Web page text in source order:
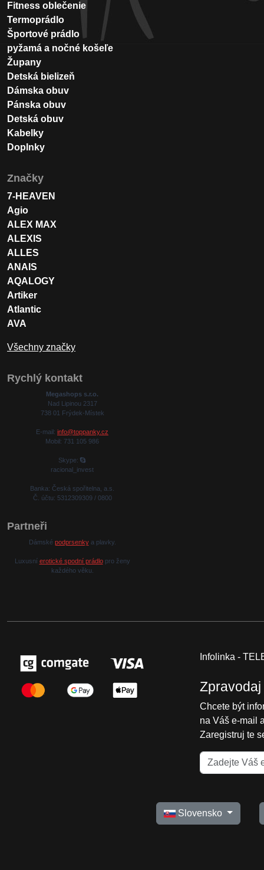
Fitness oblečenie
Termoprádlo
Športové prádlo
pyžamá a nočné košeľe
Župany
Detská bielizeň
Dámska obuv
Pánska obuv
Detská obuv
Kabelky
Doplnky
Značky
7-HEAVEN
Agio
ALEX MAX
ALEXIS
ALLES
ANAIS
AQALOGY
Artiker
Atlantic
AVA
Všechny značky
Rychlý kontakt
Megashops s.r.o.
Nad Lipinou 2317
738 01 Frýdek-Místek
E-mail: info@toppanky.cz
Mobil: 731 105 986
Skype:
racional_invest
Banka: Česká spořitelna, a.s.
Č. účtu: 5312309309 / 0800
Partneři
Dámské podprsenkya plavky.
Luxusní erotické spodní prádlopro ženy
každého věku.
Infolinka -
Zpravodaj
Chcete být
na Váš e-mail
Zaregistruj te
Slovensko